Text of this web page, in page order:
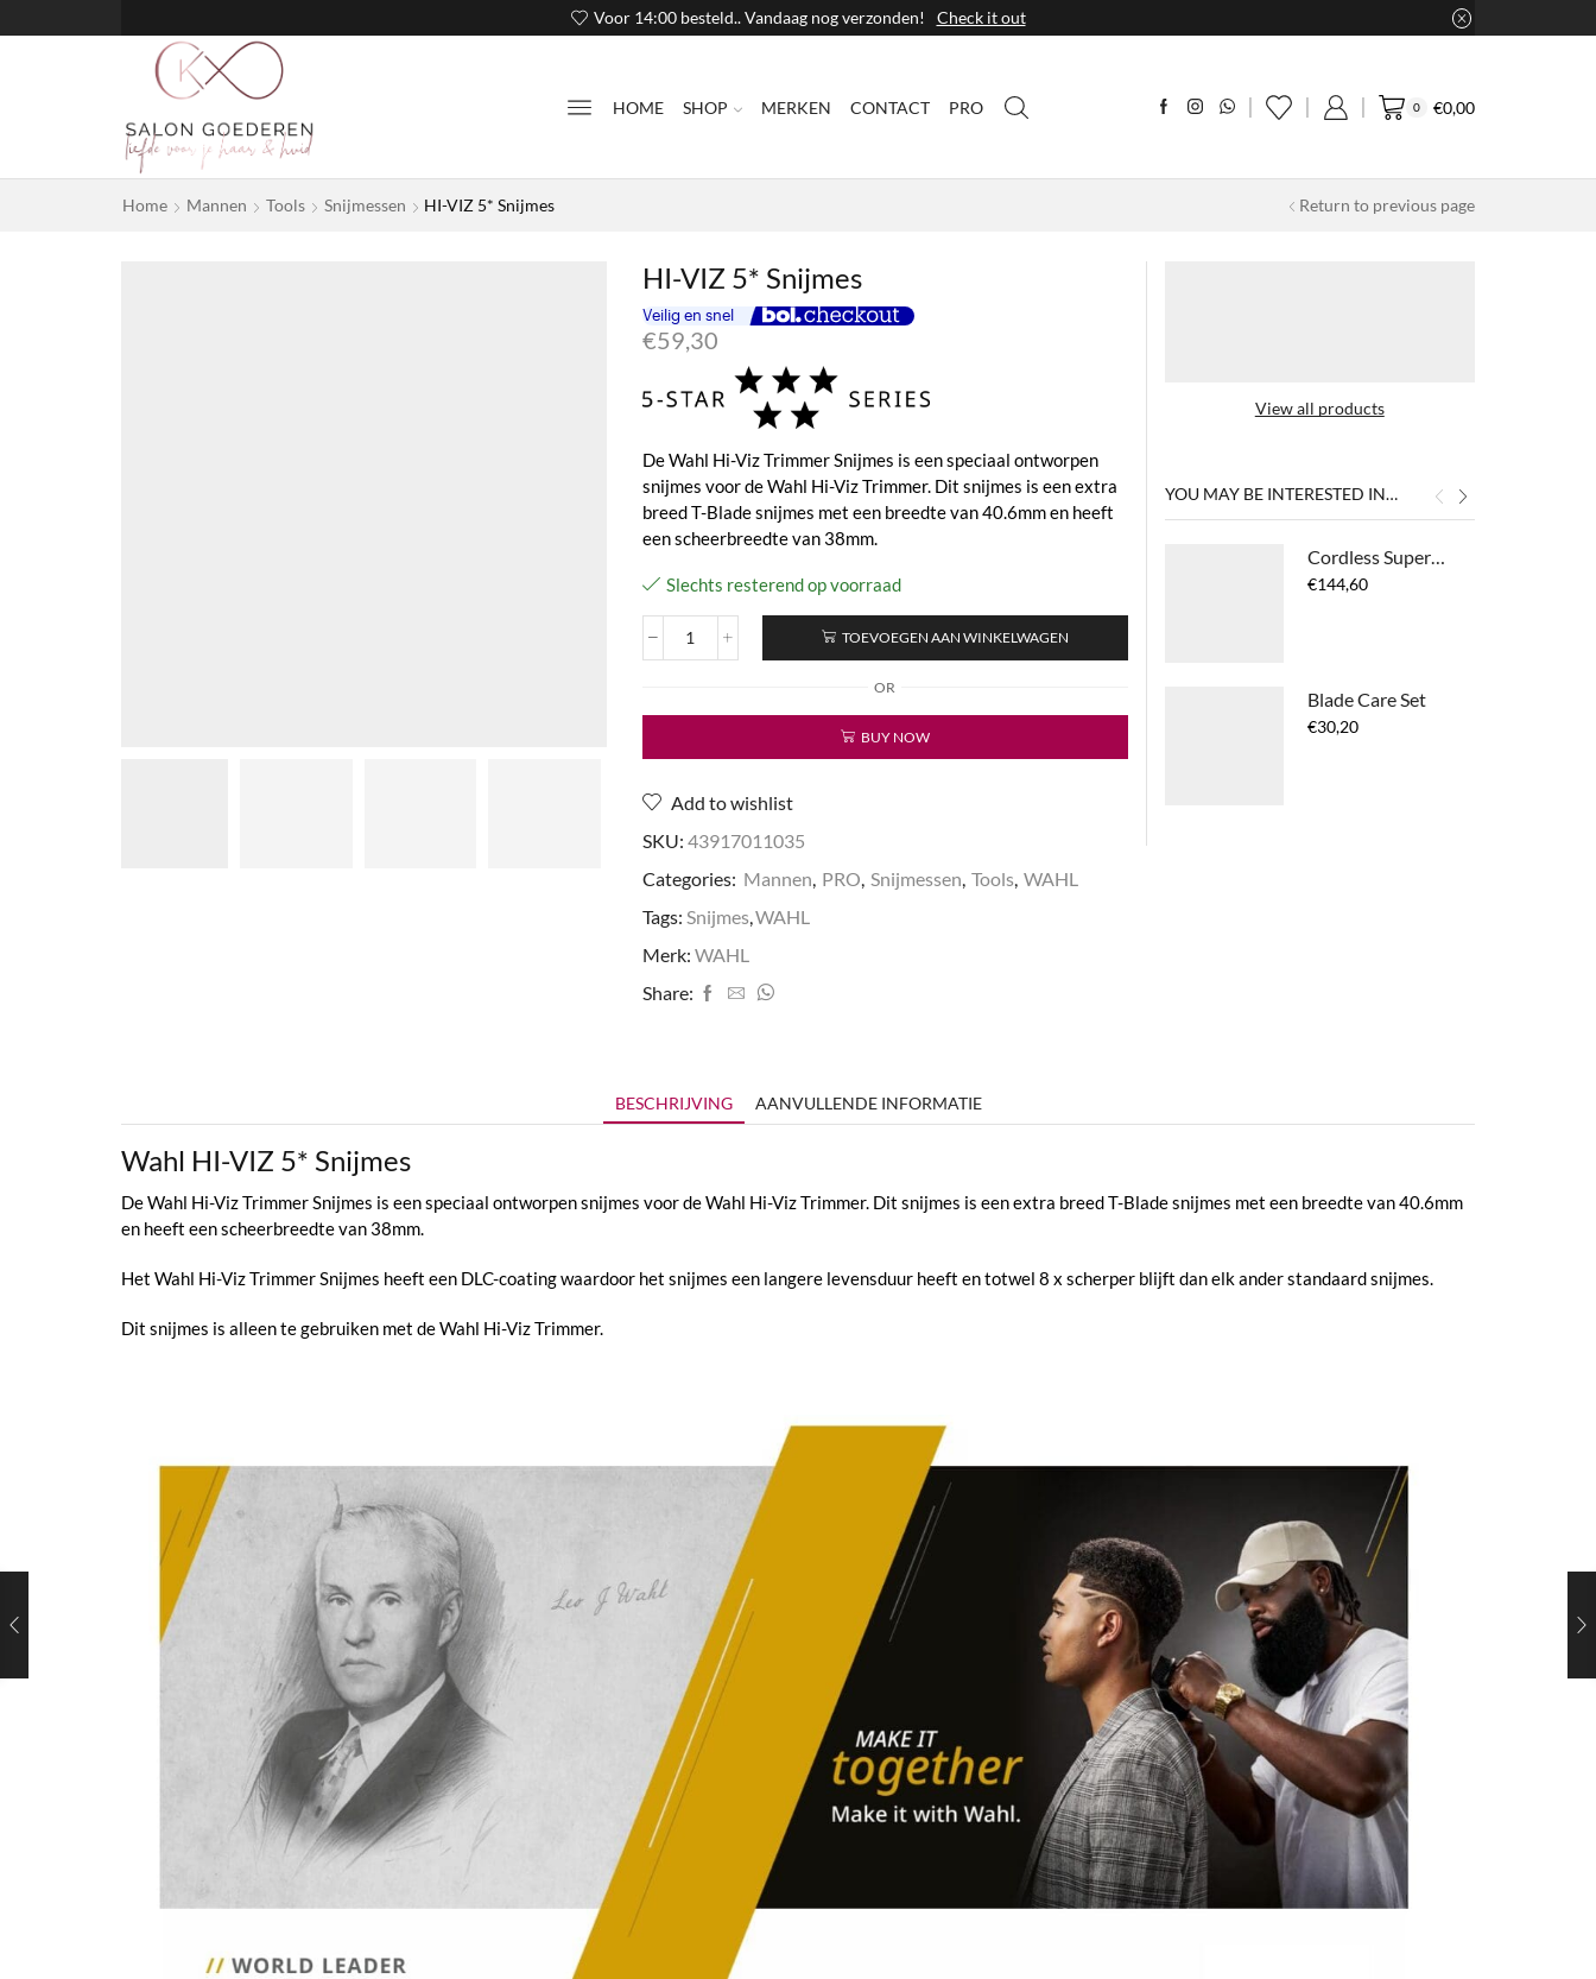
Voor 14:00 besteld.. Vandaag nog verzonden! Check it out
HOME SHOP MERKEN CONTACT PRO 0 €0,00
Home Mannen Tools Snijmessen HI-VIZ 5* Snijmes Return to previous page
HI-VIZ 5* Snijmes
€59,30
De Wahl Hi-Viz Trimmer Snijmes is een speciaal ontworpen
snijmes voor de Wahl Hi-Viz Trimmer. Dit snijmes is een extra
breed T-Blade snijmes met een breedte van 40.6mm en heeft
een scheerbreedte van 38mm.
Slechts resterend op voorraad
HI-
Snijmes
TOEVOEGEN AAN WINKELWAGEN
OR
BUY NOW
Add to wishlist
SKU: 43917011035
Categories: Mannen, PRO, Snijmessen, Tools, WAHL
Tags: Snijmes,WAHL
Merk: WAHL
Share:
View all products
YOU MAY BE INTERESTED IN…
Cordless Super Taper
€144,60
Blade Care Set
€30,20
BESCHRIJVING AANVULLENDE INFORMATIE
Wahl HI-VIZ 5* Snijmes
De Wahl Hi-Viz Trimmer Snijmes is een speciaal ontworpen snijmes voor de Wahl Hi-Viz Trimmer. Dit snijmes is een extra breed T-Blade snijmes met een breedte van 40.6mm
en heeft een scheerbreedte van 38mm.
Het Wahl Hi-Viz Trimmer Snijmes heeft een DLC-coating waardoor het snijmes een langere levensduur heeft en totwel 8 x scherper blijft dan elk ander standaard snijmes.
Dit snijmes is alleen te gebruiken met de Wahl Hi-Viz Trimmer.